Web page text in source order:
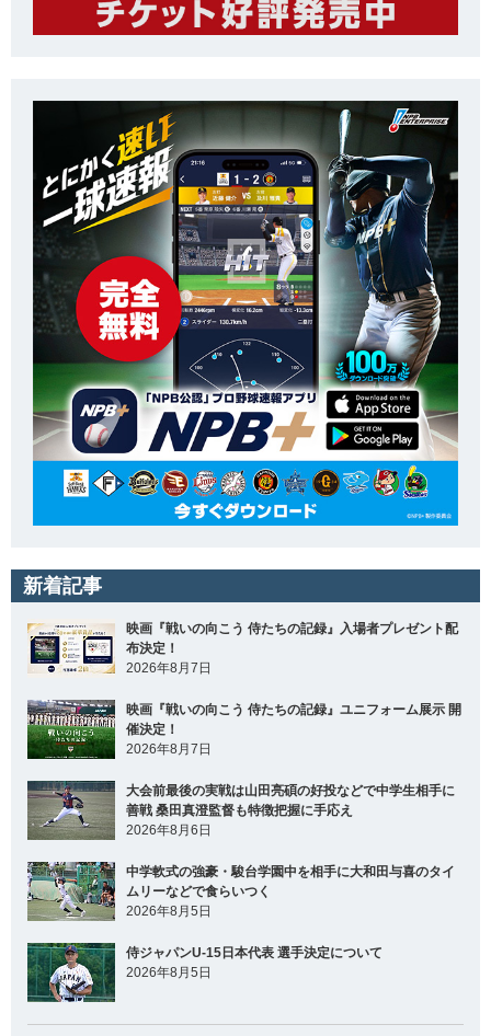
新着記事
映画『戦いの向こう 侍たちの記録』入場者プレゼント配
布決定！
2026年8月7日
映画『戦いの向こう 侍たちの記録』ユニフォーム展示 開
催決定！
2026年8月7日
大会前最後の実戦は山田亮碩の好投などで中学生相手に
善戦 桑田真澄監督も特徴把握に手応え
2026年8月6日
中学軟式の強豪・駿台学園中を相手に大和田与喜のタイ
ムリーなどで食らいつく
2026年8月5日
侍ジャパンU-15日本代表 選手決定について
2026年8月5日